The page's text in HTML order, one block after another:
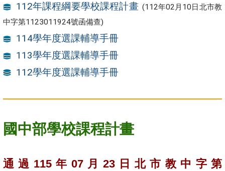
112年課程綱要學校課程計畫 (112年02月10日北市教
中字第1123011924號函備查)
114學年度選課輔導手冊
113學年度選課輔導手冊
112學年度選課輔導手冊
國中部學校課程計畫
通過115年07月23日北市教中字第